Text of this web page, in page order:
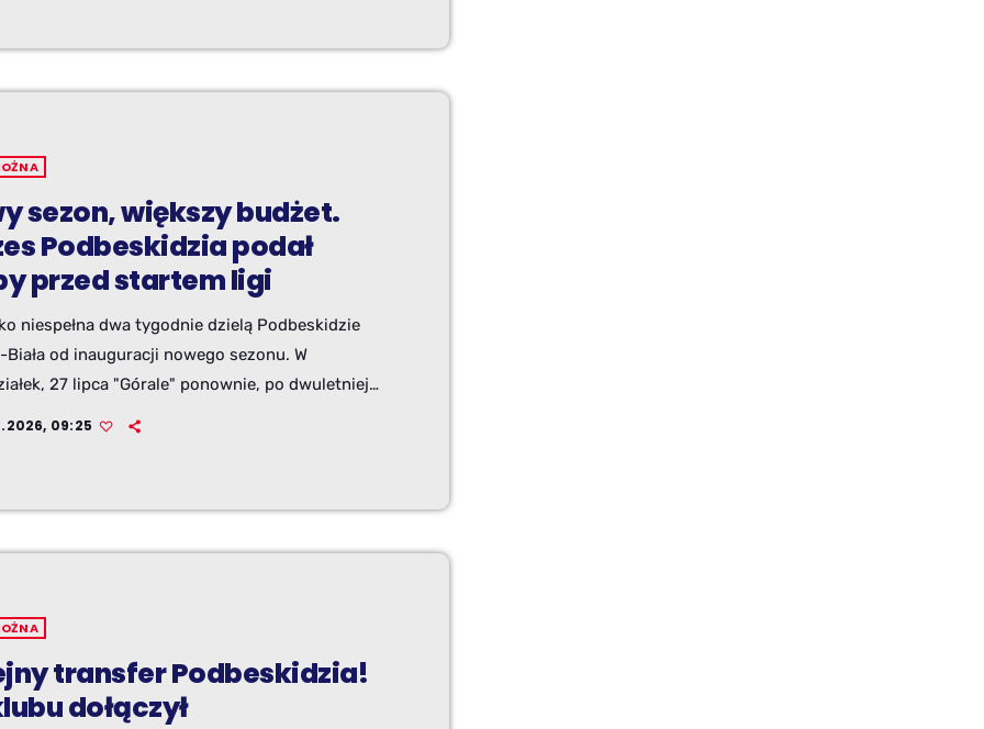
sezon, większy budżet.
Podbeskidzia podał
przed startem ligi
niespełna dwa tygodnie dzielą Podbeskidzie
Biała od inauguracji nowego sezonu. W
27 lipca "Górale" ponownie, po dwuletniej
rozpoczną zmagania na zapleczu Ekstraklasy. W
09:25
transfer Podbeskidzia!
dołączył